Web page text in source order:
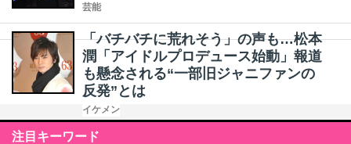
芸能
「バチバチに荒れそう」の声も…松本
潤「アイドルプロデュース始動」報道
も懸念される“一部旧ジャニファンの
反発”とは
イケメン
注目キーワード